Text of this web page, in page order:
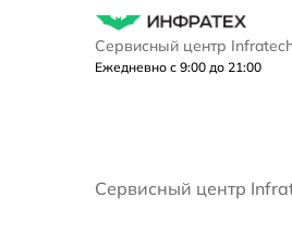
Сервисный центр
Ежедневно с 9:00 до 21:00
Сервисный центр